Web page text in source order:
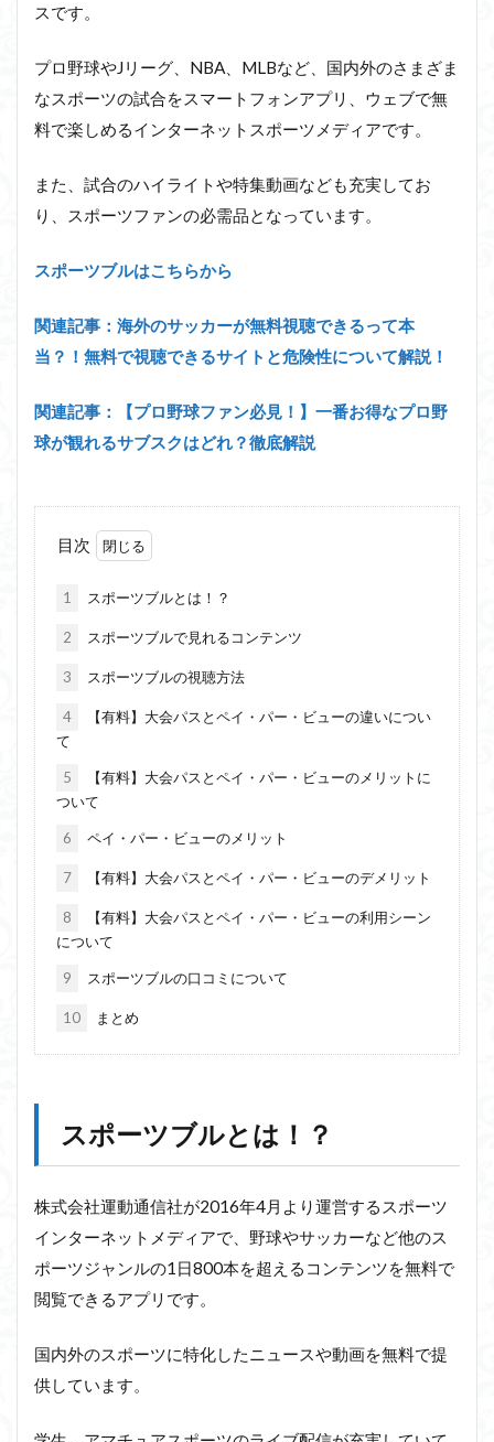
スです。
プロ野球やJリーグ、NBA、MLBなど、国内外のさまざま
なスポーツの試合をスマートフォンアプリ、ウェブで無
料で楽しめるインターネットスポーツメディアです。
また、試合のハイライトや特集動画なども充実してお
り、スポーツファンの必需品となっています。
スポーツブルはこちらから
関連記事：海外のサッカーが無料視聴できるって本
当？！無料で視聴できるサイトと危険性について解説！
関連記事：【プロ野球ファン必見！】一番お得なプロ野
球が観れるサブスクはどれ？徹底解説
目次
1 スポーツブルとは！？
2 スポーツブルで見れるコンテンツ
3 スポーツブルの視聴方法
4
【有料】大会パスとペイ・パー・ビューの違いについ
て
5
【有料】大会パスとペイ・パー・ビューのメリットに
ついて
6 ペイ・パー・ビューのメリット
7 【有料】大会パスとペイ・パー・ビューのデメリット
8
【有料】大会パスとペイ・パー・ビューの利用シーン
について
9 スポーツブルの口コミについて
10 まとめ
スポーツブルとは！？
株式会社運動通信社が2016年4月より運営するスポーツ
インターネットメディアで、野球やサッカーなど他のス
ポーツジャンルの1日800本を超えるコンテンツを無料で
閲覧できるアプリです。
国内外のスポーツに特化したニュースや動画を無料で提
供しています。